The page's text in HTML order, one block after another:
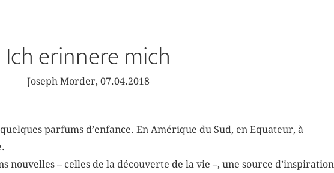
Ich erinnere mich
Joseph Morder, 07.04.2018
parfums d’enfance. En Amérique du Sud, en Equateur, à
nouvelles – celles de la découverte de la vie –, une source d’inspiration